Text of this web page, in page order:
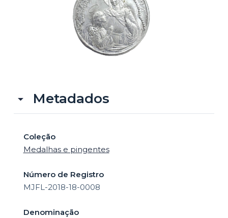
Metadados
Coleção
Medalhas e pingentes
Número de Registro
MJFL-2018-18-0008
Denominação